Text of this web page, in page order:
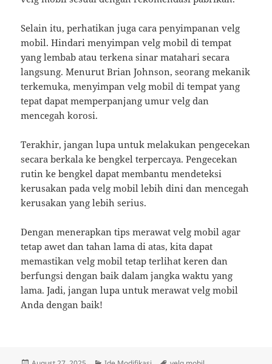
Selain itu, perhatikan juga cara penyimpanan velg
mobil. Hindari menyimpan velg mobil di tempat
yang lembab atau terkena sinar matahari secara
langsung. Menurut Brian Johnson, seorang mekanik
terkemuka, menyimpan velg mobil di tempat yang
tepat dapat memperpanjang umur velg dan
mencegah korosi.
Terakhir, jangan lupa untuk melakukan pengecekan
secara berkala ke bengkel terpercaya. Pengecekan
rutin ke bengkel dapat membantu mendeteksi
kerusakan pada velg mobil lebih dini dan mencegah
kerusakan yang lebih serius.
Dengan menerapkan tips merawat velg mobil agar
tetap awet dan tahan lama di atas, kita dapat
memastikan velg mobil tetap terlihat keren dan
berfungsi dengan baik dalam jangka waktu yang
lama. Jadi, jangan lupa untuk merawat velg mobil
Anda dengan baik!